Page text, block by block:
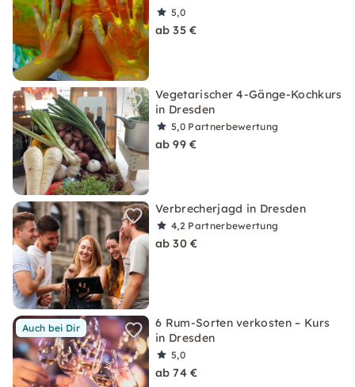
5,0
ab 35 €
Vegetarischer 4-Gänge-Kochkurs
in Dresden
5,0 Partnerbewertung
ab 99 €
Verbrecherjagd in Dresden
4,2 Partnerbewertung
ab 30 €
Auch bei Dir
6 Rum-Sorten verkosten – Kurs
in Dresden
5,0
ab 74 €